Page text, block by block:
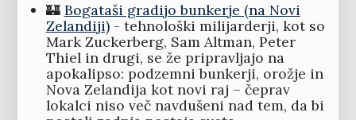
🏰 Bogataši gradijo bunkerje (na Novi
Zelandiji)- tehnološki milijarderji, kot so
Mark Zuckerberg, Sam Altman, Peter
Thiel in drugi, se že pripravljajo na
apokalipso: podzemni bunkerji, orožje in
Nova Zelandija kot novi raj – čeprav
lokalci niso več navdušeni nad tem, da bi